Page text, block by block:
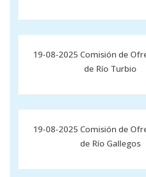
19-08-2025 Comisión de
de Río Turbio
19-08-2025 Comisión de
de Río Gallegos